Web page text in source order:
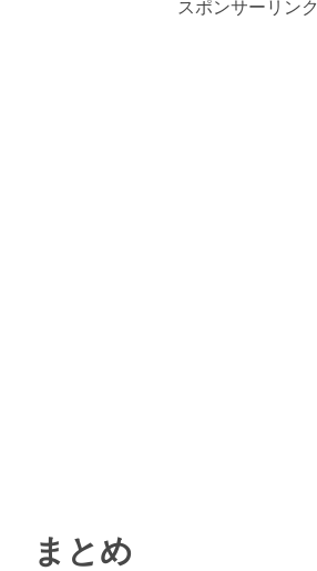
スポンサーリンク
まとめ